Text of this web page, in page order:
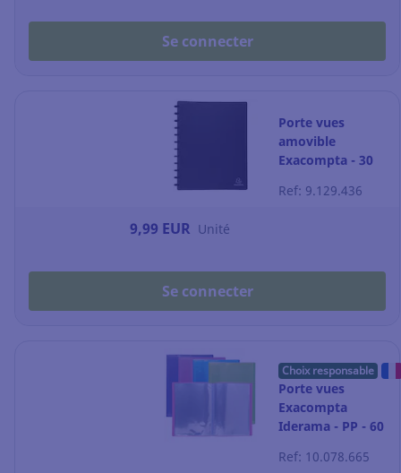
Se connecter
Porte vues
amovible
Exacompta - 30
Ref: 9.129.436
9,99 EUR Unité
Se connecter
Choix responsable
Porte vues
Exacompta
Iderama - PP - 60
assortis - par 4
Ref: 10.078.665